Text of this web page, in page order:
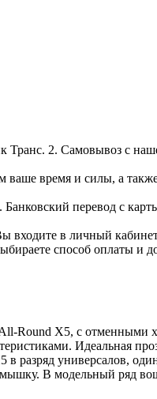
2. Самовывоз с
время и силы, а
перевод с
входите в личный
способ оплаты и
Round Х5, с отменными
Идеальная
универсалов,
В модельный ряд